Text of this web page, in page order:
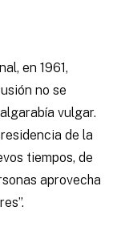
en 1961,
no se
vulgar.
de la
tiempos, de
aprovecha